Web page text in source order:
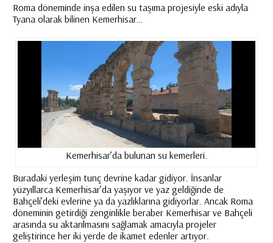
Roma döneminde inşa edilen su taşıma projesiyle eski adıyla
Tyana olarak bilinen Kemerhisar…
Kemerhisar’da bulunan su kemerleri.
Buradaki yerleşim tunç devrine kadar gidiyor. İnsanlar
yüzyıllarca Kemerhisar’da yaşıyor ve yaz geldiğinde de
Bahçeli’deki evlerine ya da yazlıklarına gidiyorlar. Ancak Roma
döneminin getirdiği zenginlikle beraber Kemerhisar ve Bahçeli
arasında su aktarılmasını sağlamak amacıyla projeler
geliştirince her iki yerde de ikamet edenler artıyor.